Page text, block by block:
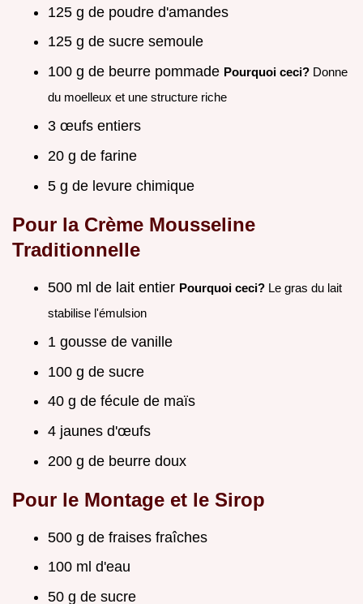
125 g de poudre d'amandes
125 g de sucre semoule
100 g de beurre pommade Pourquoi ceci? Donne
du moelleux et une structure riche
3 œufs entiers
20 g de farine
5 g de levure chimique
Pour la Crème Mousseline
Traditionnelle
500 ml de lait entier Pourquoi ceci? Le gras du lait
stabilise l'émulsion
1 gousse de vanille
100 g de sucre
40 g de fécule de maïs
4 jaunes d'œufs
200 g de beurre doux
Pour le Montage et le Sirop
500 g de fraises fraîches
100 ml d'eau
50 g de sucre